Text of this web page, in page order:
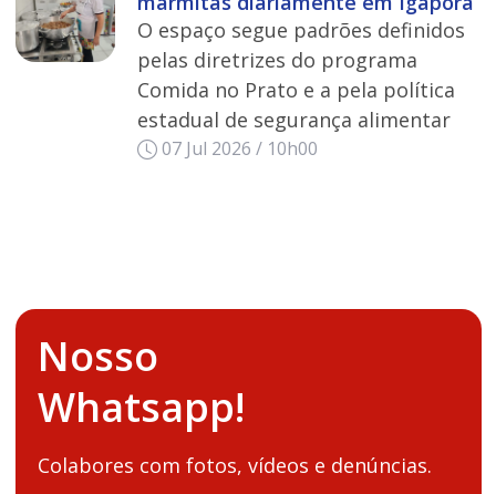
O espaço segue padrões definidos
pelas diretrizes do programa
Comida no Prato e a pela política
estadual de segurança alimentar
07 Jul 2026 / 10h00
Nosso
Whatsapp!
Colabores com fotos, vídeos e denúncias.